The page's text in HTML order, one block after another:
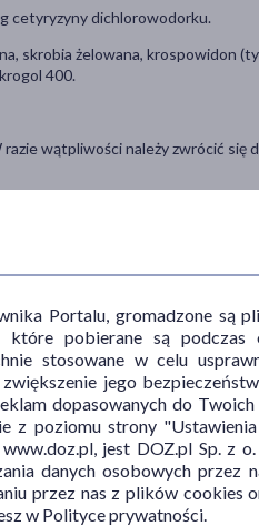
cetyryzyny dichlorowodorku.
skrobia żelowana, krospowidon
400.
wątpliwości należy zwrócić się
połykać w całości, popijając
oraz jej objawów.
i oczu, związanych z sezonowym i
przewlekłej idiopatycznej
produktu oraz jeśli pacjent
Portalu, gromadzone są
które pobierane są
stosowane w celu
jego
dopasowanych do
z poziomu strony
jest DOZ.pl Sp. z
danych osobowych
przez nas z plików cookies
w Polityce prywatności.